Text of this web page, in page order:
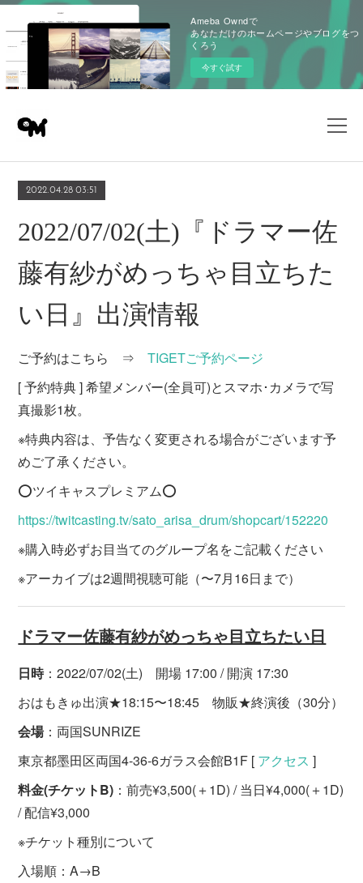
Ameba Owndで
あなただけのホームページやブログをつ
くろう
今すぐ試す
2022.04.28 03:51
2022/07/02(土)『ドラマー佐
藤有紗がめっちゃ目立ちた
い日』出演情報
ご予約はこちら ⇒TIGETご予約ページ
[ 予約特典 ] 希望メンバー(全員可)とスマホ･カメラで写
真撮影1枚。
※特典内容は、予告なく変更される場合がございます予
めご了承ください。
⭕️ツイキャスプレミアム⭕️
https://twitcasting.tv/sato_arisa_drum/shopcart/152220
※購入時必ずお目当てのグループ名をご記載ください
※アーカイブは2週間視聴可能（〜7月16日まで）
ドラマー佐藤有紗がめっちゃ目立ちたい日
日時：2022/07/02(土) 開場 17:00 / 開演 17:30
おはもきゅ出演★18:15〜18:45 物販★終演後（30分）
会場：両国SUNRIZE
東京都墨田区両国4-36-6ガラス会館B1F [ アクセス ]
料金(チケットB) ：前売¥3,500(＋1D) / 当日¥4,000(＋1D)
/ 配信¥3,000
※チケット種別について
入場順：A→B